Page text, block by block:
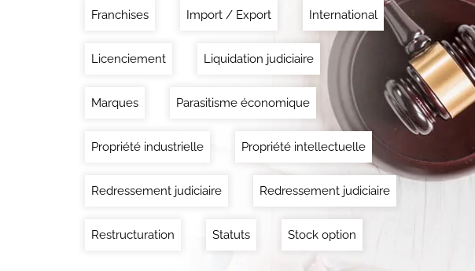
Franchises Import / Export International
Licenciement Liquidation judiciaire
Marques Parasitisme économique
Propriété industrielle Propriété intellectuelle
Redressement judiciaire Redressement judiciaire
Restructuration Statuts Stock option